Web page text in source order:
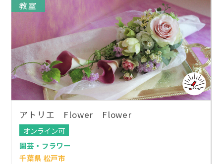
教室
アトリエ Flower Flower
オンライン可
園芸・フラワー
千葉県 松戸市